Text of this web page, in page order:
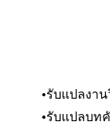
รับแปลงา
รับแปลบท